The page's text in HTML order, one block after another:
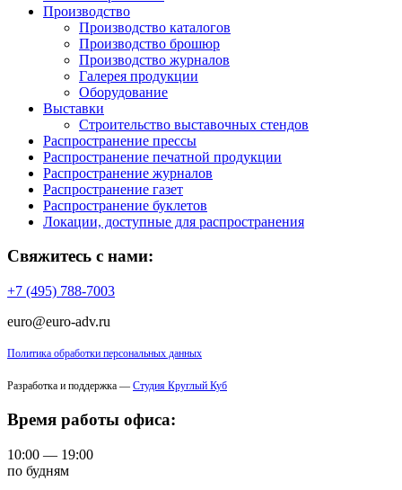
Производство
Производство каталогов
Производство брошюр
Производство журналов
Галерея продукции
Оборудование
Выставки
Строительство выставочных стендов
Распространение прессы
Распространение печатной продукции
Распространение журналов
Распространение газет
Распространение буклетов
Локации, доступные для распространения
Свяжитесь с нами:
+7 (495) 788-7003
euro@euro-adv.ru
Политика обработки персональных данных
Разработка и поддержка — Студия Круглый Куб
Время работы офиса:
10:00 — 19:00
по будням